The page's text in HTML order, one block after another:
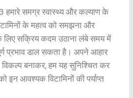
हमारे समग्र स्वास्थ्य और कल्याण के
के महत्व को समझना और
सक्रिय कदम उठाना लंबे समय में
प्रभाव डाल सकता है। अपने आहार
बनाकर, हम यह सुनिश्चित कर
इन आवश्यक विटामिनों की पर्याप्त